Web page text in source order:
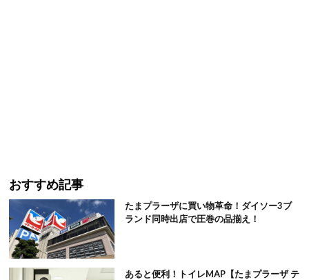
おすすめ記事
たまプラーザに買い物革命！ダイソー3ブ
ランド同時出店で圧巻の品揃え！
あると便利！トイレMAP【たまプラーザ テ